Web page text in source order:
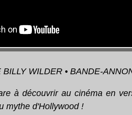
BILLY WILDER • BANDE-
à découvrir au cinéma en
mythe d'Hollywood !